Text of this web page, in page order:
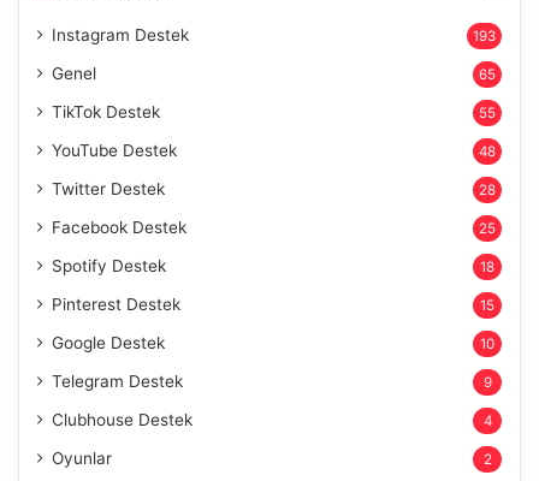
Instagram Destek 193
Genel 65
TikTok Destek 55
YouTube Destek 48
Twitter Destek 28
Facebook Destek 25
Spotify Destek 18
Pinterest Destek 15
Google Destek 10
Telegram Destek 9
Clubhouse Destek 4
Oyunlar 2